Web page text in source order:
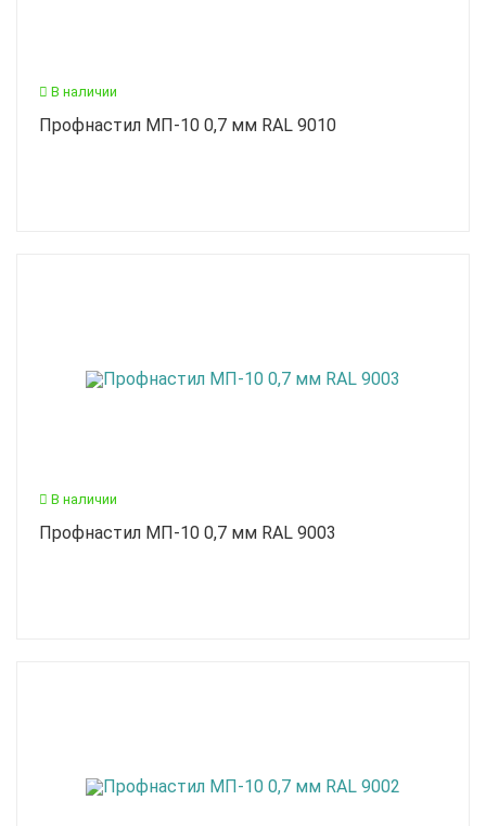
В наличии
Профнастил МП-10 0,7 мм RAL 9010
В наличии
Профнастил МП-10 0,7 мм RAL 9003